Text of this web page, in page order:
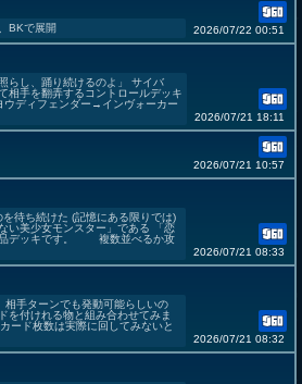
BKで展開 2026/07/22 00:51
らし、踊り続けるのよ」 サイバ
相手を翻弄するコントロールデッキ
ウディフェンダー→インヴォーカー
2026/07/21 18:11
2026/07/21 10:57
待ち続けた (記憶にある限りでは)
い美少女モンスター」である 「恋
品デッキです。 複数並べるか攻
2026/07/21 08:33
相手ターンでも発動可能らしいの
を付けれる物と組み合わせてみま
ード枚数は実際に回してみないと
2026/07/21 08:32